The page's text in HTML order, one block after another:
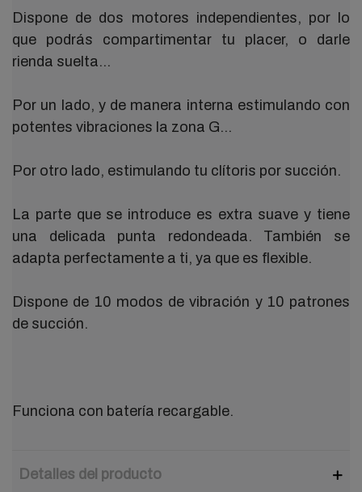
Dispone de dos motores independientes, por lo
que podrás compartimentar tu placer, o darle
rienda suelta…
Por un lado, y de manera interna estimulando con
potentes vibraciones la zona G…
Por otro lado, estimulando tu clítoris por succión.
La parte que se introduce es extra suave y tiene
una delicada punta redondeada. También se
adapta perfectamente a ti, ya que es flexible.
Dispone de 10 modos de vibración y 10 patrones
de succión.
Funciona con batería recargable.
Detalles del producto